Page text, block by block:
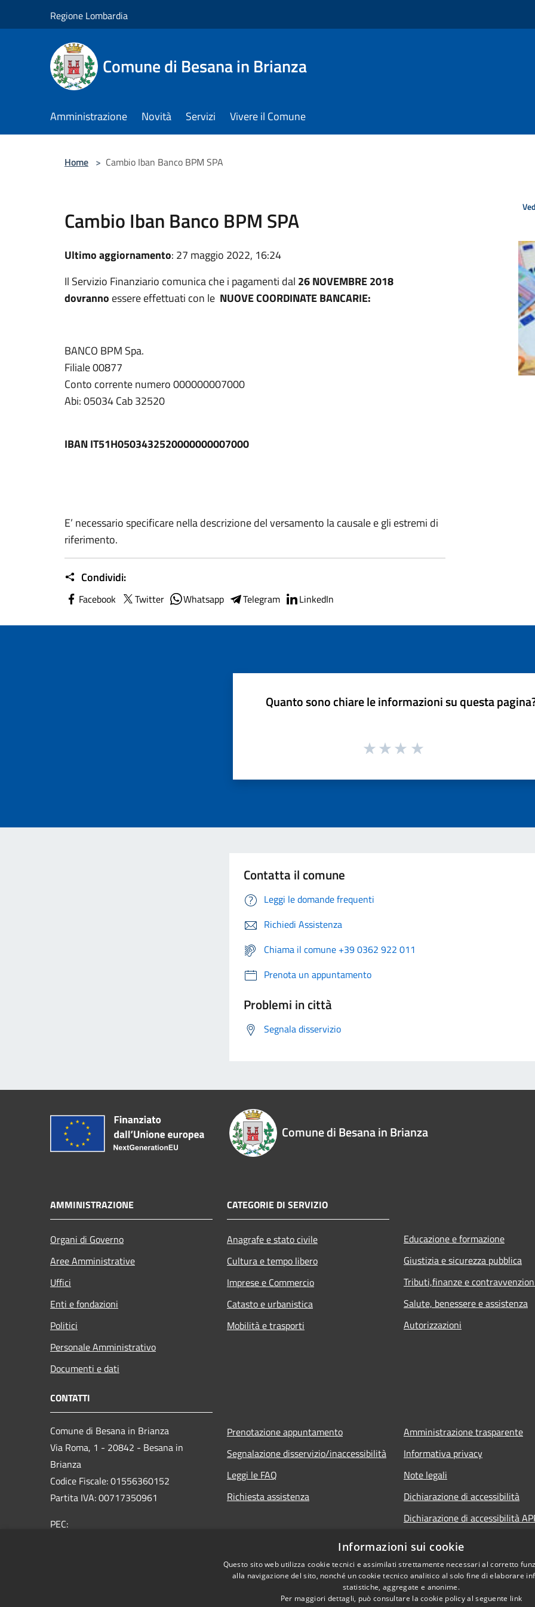
Regione Lombardia
Comune di Besana in Brianza
Amministrazione Novità Servizi Vivere il Comune
Home > Cambio Iban Banco BPM SPA
Cambio Iban Banco BPM SPA
Ultimo aggiornamento: 27 maggio 2022, 16:24
Il Servizio Finanziario comunica che i pagamenti dal 26 NOVEMBRE 2018
dovranno essere effettuati con le NUOVE COORDINATE BANCARIE:
BANCO BPM Spa.
Filiale 00877
Conto corrente numero 000000007000
Abi: 05034 Cab 32520
IBAN IT51H0503432520000000007000
E’ necessario specificare nella descrizione del versamento la causale e gli estremi di
riferimento.
Condividi:
Facebook Twitter Whatsapp Telegram LinkedIn
Quanto sono chiare le informazioni su questa
Contatta il comune
Leggi le domande frequenti
Richiedi Assistenza
Chiama il comune +39 0362 922 011
Prenota un appuntamento
Problemi in città
Segnala disservizio
Comune di Besana in Brianza
AMMINISTRAZIONE
Organi di Governo
Aree Amministrative
Uffici
Enti e fondazioni
Politici
Personale Amministrativo
Documenti e dati
CATEGORIE DI SERVIZIO
Anagrafe e stato civile
Cultura e tempo libero
Imprese e Commercio
Catasto e urbanistica
Mobilità e trasporti
Educazione e formazione
Giustizia e sicurezza pubblica
Tributi,finanze e
Salute, benessere e assistenza
Autorizzazioni
CONTATTI
Comune di Besana in Brianza
Via Roma, 1 - 20842 - Besana in
Brianza
Codice Fiscale: 01556360152
Partita IVA: 00717350961
PEC:
Prenotazione appuntamento
Segnalazione disservizio/inaccessibilità
Leggi le FAQ
Richiesta assistenza
Amministrazione trasparente
Informativa privacy
Note legali
Dichiarazione di accessibilità
Dichiarazione di accessibilità
Informazioni sui cookie
Questo sito web utilizza cookie tecnici e assimilati strettamente necessari al corretto
alla navigazione del sito, nonché un cookie tecnico analitico al solo fine di elaborare
statistiche, aggregate e anonime.
Per maggiori dettagli, può consultare la cookie policy al seguente link